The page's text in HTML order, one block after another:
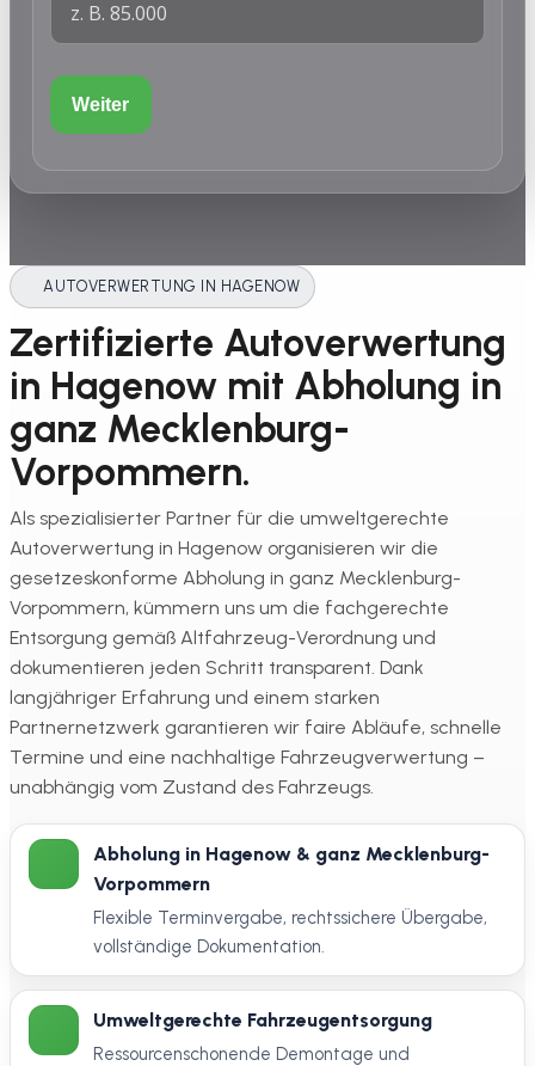
Weiter
AUTOVERWERTUNG IN HAGENOW
Zertifizierte Autoverwertung
in Hagenow mit Abholung in
ganz Mecklenburg-
Vorpommern.
Als spezialisierter Partner für die umweltgerechte
Autoverwertung in Hagenow organisieren wir die
gesetzeskonforme Abholung in ganz Mecklenburg-
Vorpommern, kümmern uns um die fachgerechte
Entsorgung gemäß Altfahrzeug-Verordnung und
dokumentieren jeden Schritt transparent. Dank
langjähriger Erfahrung und einem starken
Partnernetzwerk garantieren wir faire Abläufe, schnelle
Termine und eine nachhaltige Fahrzeugverwertung –
unabhängig vom Zustand des Fahrzeugs.
Abholung in Hagenow & ganz Mecklenburg-
Vorpommern
Flexible Terminvergabe, rechtssichere Übergabe,
vollständige Dokumentation.
Umweltgerechte Fahrzeugentsorgung
Ressourcenschonende Demontage und